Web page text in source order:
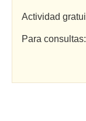
Actividad
Para consultas: